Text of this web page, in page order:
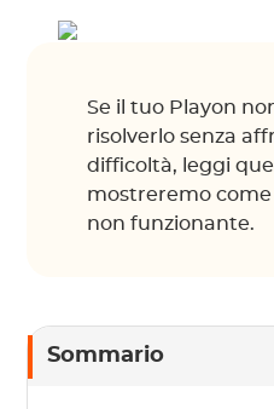
Se il tuo Playon
risolverlo senza
difficoltà, leggi
mostreremo
non funzionante.
Sommario